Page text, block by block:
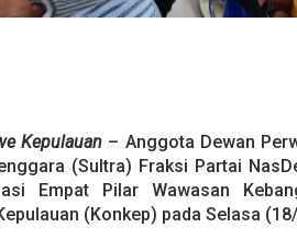
Kepulauan – Anggota Dewan
(Sultra) Fraksi Partai
Empat Pilar Wawasan
(Konkep) pada Selasa
Di